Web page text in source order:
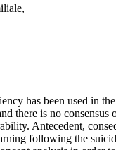
has been used in
there is no
Antecedent,
following the